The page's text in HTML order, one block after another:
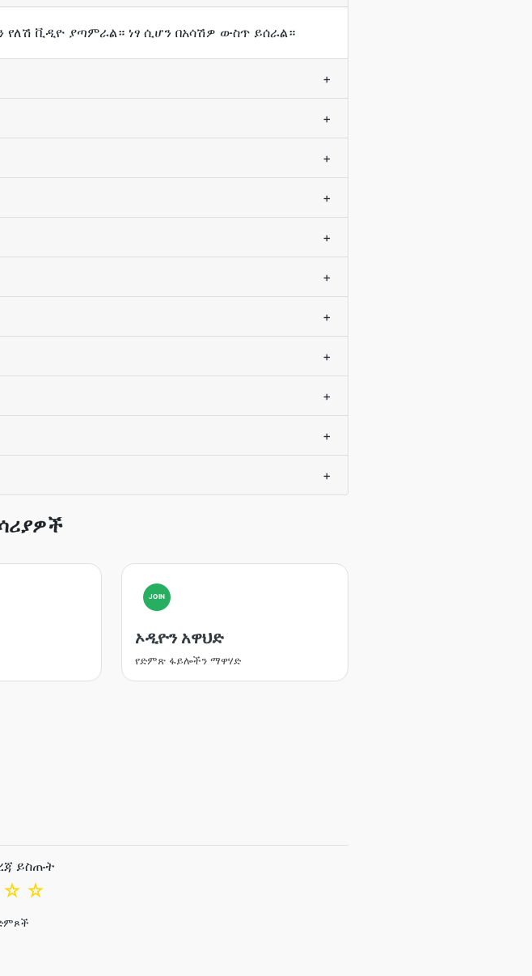
የለሽ ቪዲዮ ያጣምራል። ነፃ ሲሆን በአሳሽዎ ውስጥ ይሰራል።
+
+
+
+
+
+
+
+
+
+
+
JOIN
ኦዲዮን አዋህድ
የድምጽ ፋይሎችን ማዋሃድ
ይስጡት
☆
☆